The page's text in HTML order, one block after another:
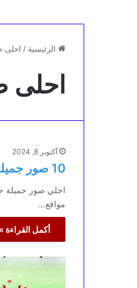
الرئيسية / احلى
احلى
أكتوبر 8, 2024
10 صور جميلة جديدة للفيس بوك والانستجرام
احلي صور جميلة
مواقع…
أكمل القراءة »